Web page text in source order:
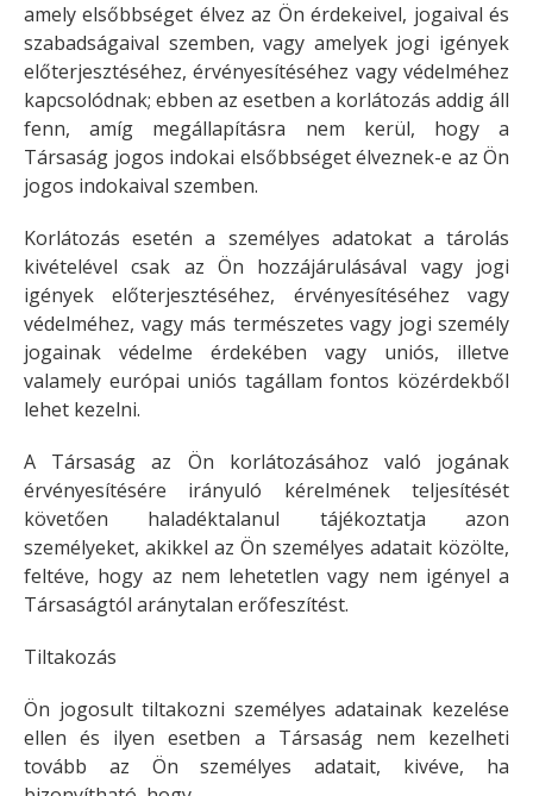
amely elsőbbséget élvez az Ön érdekeivel, jogaival és
szabadságaival szemben, vagy amelyek jogi igények
előterjesztéséhez, érvényesítéséhez vagy védelméhez
kapcsolódnak; ebben az esetben a korlátozás addig áll
fenn, amíg megállapításra nem kerül, hogy a
Társaság jogos indokai elsőbbséget élveznek-e az Ön
jogos indokaival szemben.
Korlátozás esetén a személyes adatokat a tárolás
kivételével csak az Ön hozzájárulásával vagy jogi
igények előterjesztéséhez, érvényesítéséhez vagy
védelméhez, vagy más természetes vagy jogi személy
jogainak védelme érdekében vagy uniós, illetve
valamely európai uniós tagállam fontos közérdekből
lehet kezelni.
A Társaság az Ön korlátozásához való jogának
érvényesítésére irányuló kérelmének teljesítését
követően haladéktalanul tájékoztatja azon
személyeket, akikkel az Ön személyes adatait közölte,
feltéve, hogy az nem lehetetlen vagy nem igényel a
Társaságtól aránytalan erőfeszítést.
Tiltakozás
Ön jogosult tiltakozni személyes adatainak kezelése
ellen és ilyen esetben a Társaság nem kezelheti
tovább az Ön személyes adatait, kivéve, ha